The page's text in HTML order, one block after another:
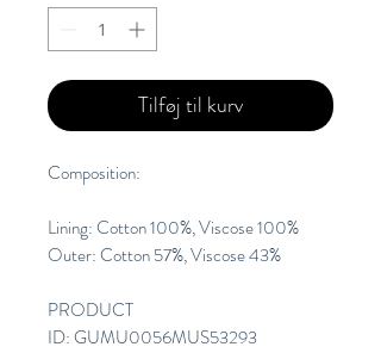
Tilføj til kurv
Composition:
Lining: Cotton 100%, Viscose 100%
Outer: Cotton 57%, Viscose 43%
PRODUCT
ID: GUMU0056MUS53293